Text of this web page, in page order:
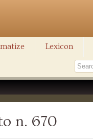
Lexicon
n. 670